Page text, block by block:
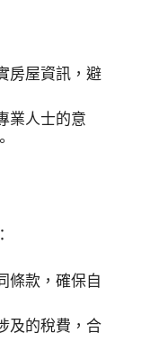
房屋資訊，避
業人士的意
條款，確保自
及的稅費，合